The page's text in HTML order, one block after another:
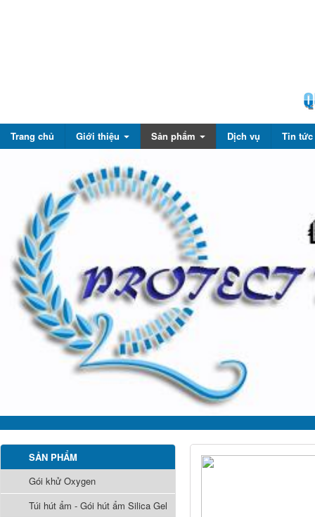
Trang chủ Giới thiệu Sản phẩm Dịch vụ Tin tức
SẢN PHẨM
Gói khử Oxygen
Túi hút ẩm - Gói hút ẩm Silica Gel